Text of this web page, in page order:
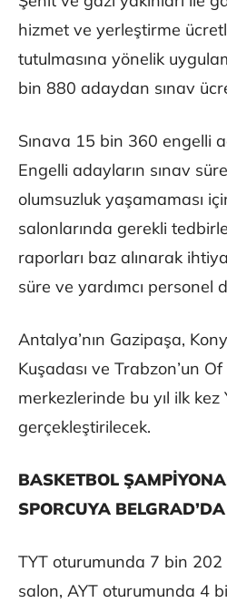
hizmet ve yerleştirme
tutulmasına yönelik
bin 880 adaydan sınav
Sınava 15 bin 360 engelli
Engelli adayların sınav
olumsuzluk yaşamaması
salonlarında gerekli
raporları baz alınarak
süre ve yardımcı personel
Antalya’nın Gazipaşa,
Kuşadası ve Trabzon’un
merkezlerinde bu yıl ilk kez
gerçekleştirilecek.
BASKETBOL
SPORCUYA
TYT oturumunda 7 bin
salon, AYT oturumunda 4